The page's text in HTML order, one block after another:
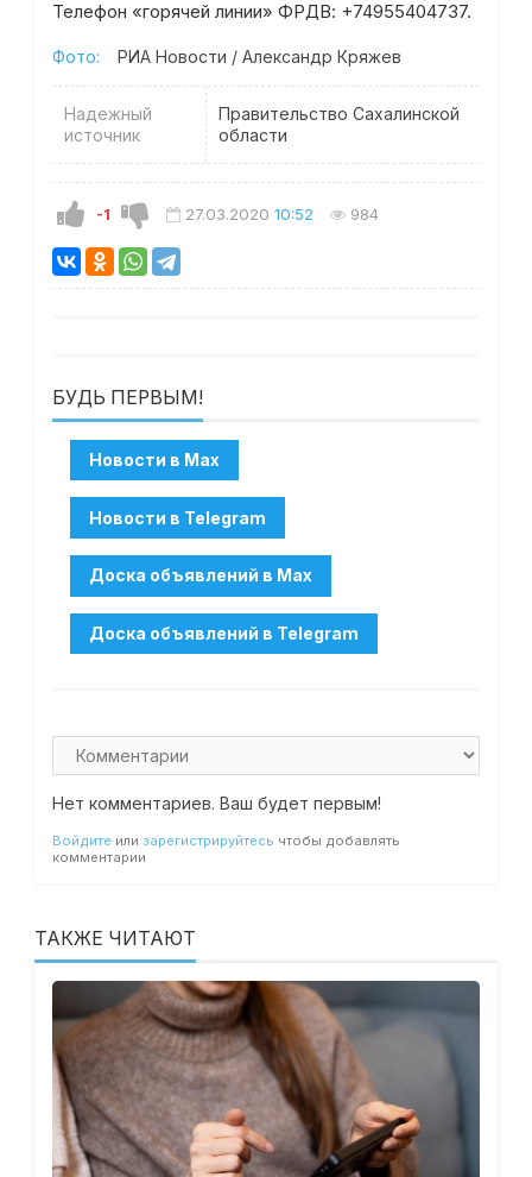
Телефон «горячей линии» ФРДВ: +74955404737.
Фото: РИА Новости / Александр Кряжев
Надежный
источник
Правительство Сахалинской
области
-1 27.03.2020 10:52 984
БУДЬ ПЕРВЫМ!
Нет комментариев. Ваш будет первым!
Войдите или зарегистрируйтесь чтобы добавлять
комментарии
ТАКЖЕ ЧИТАЮТ